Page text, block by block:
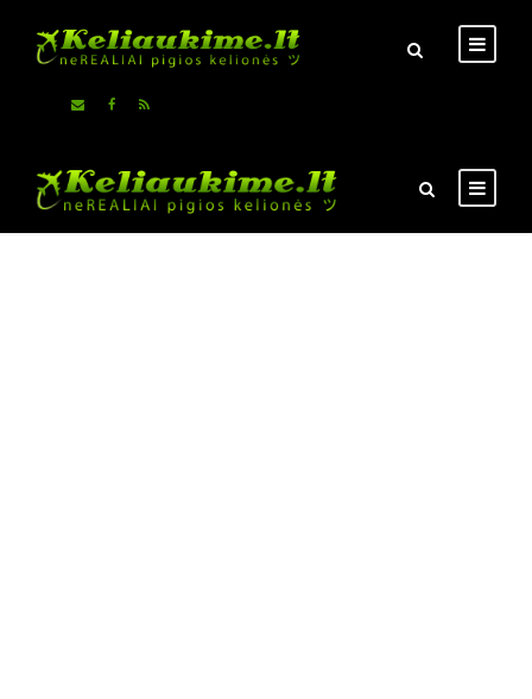
Pigiausi skrydžiai ir viešbučiai, auto nuoma
Savarankiškų kelionių
idėjos
Naudingi patarimai keliautojams Čia - NE kelionių agentūra !!